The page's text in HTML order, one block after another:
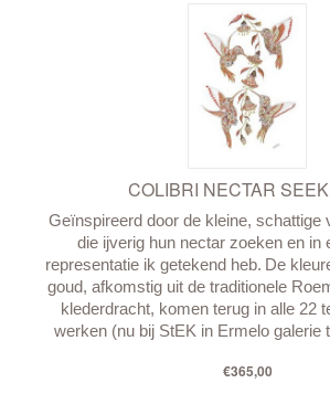
COLIBRI NECTAR
Geïnspireerd door de kleine, schattige
die ijverig hun nectar zoeken en in
representatie ik getekend heb. De
goud, afkomstig uit de traditionele
klederdracht, komen terug in alle 22
werken (nu bij StEK in Ermelo galerie
€365,00